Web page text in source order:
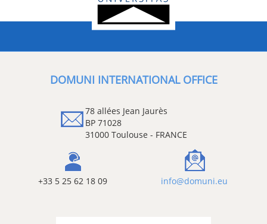
DOMUNI INTERNATIONAL OFFICE
78 allées Jean Jaurès
BP 71028
31000 Toulouse - FRANCE
+33 5 25 62 18 09 info@domuni.eu